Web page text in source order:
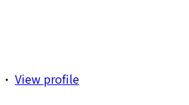
• View profile